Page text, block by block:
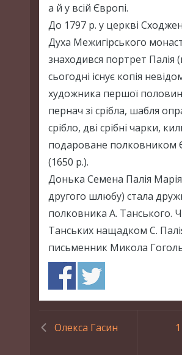
а й у всій Європі.
До 1797 р. у церкві
Духа Межигірського
знаходився портрет Палія
сьогодні існує копія
художника першої
пернач зі срібла, шабля
срібло, дві срібні чарки,
подароване полковником
(1650 р.).
Донька Семена Палія Марія
другого шлюбу) стала
полковника А. Танського.
Танських нащадком С.
письменник Микола
Олекса Гасин